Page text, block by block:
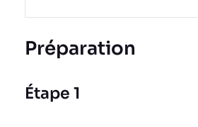
Préparation
Étape 1